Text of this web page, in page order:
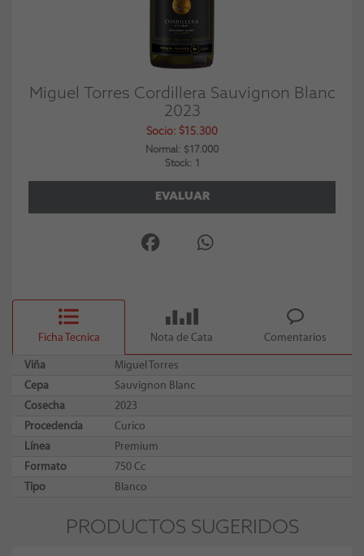
Miguel Torres Cordillera Sauvignon Blanc
2023
Socio: $15.300
Normal: $17.000
Stock: 1
EVALUAR
Ficha Tecnica Nota de Cata Comentarios
Viña
Miguel Torres
Cepa
Sauvignon Blanc
Cosecha
2023
Procedencia
Curico
Línea
Premium
Formato
750 Cc
Tipo
Blanco
PRODUCTOS SUGERIDOS